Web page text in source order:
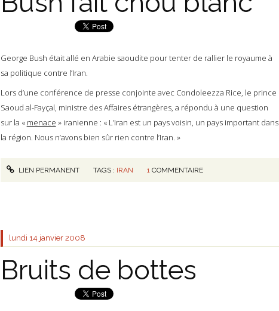
George Bush était allé en Arabie saoudite pour tenter de rallier le royaume à
sa politique contre l’Iran.
Lors d’une conférence de presse conjointe avec Condoleezza Rice, le prince
Saoud al-Fayçal, ministre des Affaires étrangères, a répondu à une question
sur la « menace » iranienne : « L’Iran est un pays voisin, un pays important dans
la région. Nous n’avons bien sûr rien contre l’Iran. »
LIEN PERMANENT TAGS : IRAN 1 COMMENTAIRE
lundi 14 janvier 2008
Bruits de bottes